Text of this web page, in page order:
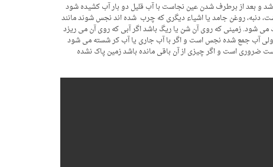
و بعد از برطرف شدن عین نجاست با آب قلیل دو بار آب کشیده شود
دنبه، روغن جامد یا اشیاء دیگری که چرب شده اند نجس شوند مانند
می شود. زمینی که روی آن شن یا ریگ باشد اگر آبی که روی آن می ریزد
ولی آب جمع شده نجس است و اگر با آب جاری یا آب کر شسته می شود
ضروری است و اگر چیزی از آن باقی مانده باشد زمین پاک نشده